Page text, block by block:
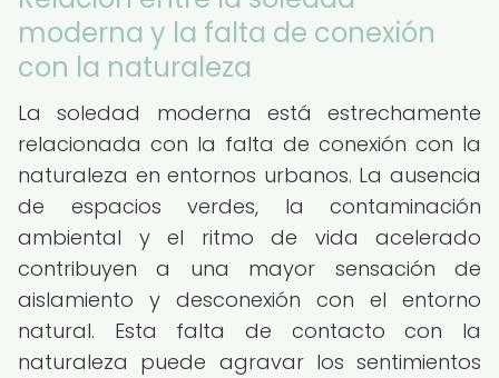
moderna y la falta de conexión
con la naturaleza
La soledad moderna está estrechamente
relacionada con la falta de conexión con la
naturaleza en entornos urbanos. La ausencia
de espacios verdes, la contaminación
ambiental y el ritmo de vida acelerado
contribuyen a una mayor sensación de
aislamiento y desconexión con el entorno
natural. Esta falta de contacto con la
naturaleza puede agravar los sentimientos